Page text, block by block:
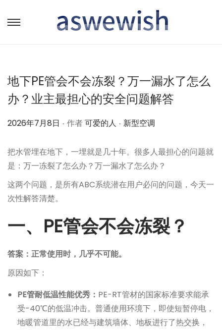
转
跳
地下PE管会不会冻裂？万一漏水了怎么
办？业主最担心的安全问题解答
作
2026年7月8日 . 作者可爱的人 . 作
新型空调
把水管埋在地下，一埋就是几十年。很多人最担心的问题就
是：万一冻裂了怎么办？万一漏水了怎么办？
这两个问题，是所有ABC系统潜在用户必问的问题，今天一
次性解答清楚。
一、PE管会不会冻裂？
答案：正常使用时，几乎不可能。
原因如下：
PE管耐低温性能优秀： PE-RT管材的国家标准要求能承
受-40℃的低温冲击。普通使用环境下，即使短暂停电，
地暖管道里的水已经与建筑墙体、地板进行了热交换，